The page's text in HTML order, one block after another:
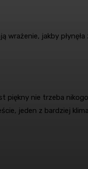
wrażenie, jakby
piękny nie trzeba
jeden z bardziej